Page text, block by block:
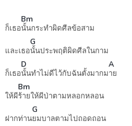
ก็เธอ
Bm
นั้นกระทำผิดศีลข้อสาม
และเธอ
G
นั้นประพฤติผิดศีลในกาม
ก็เธอ
D
นั้นทำไม่ดีไว้กับฉันตั้งมากม
A
าย
ให้ผี
Bm
ร้ายให้ผีป่าตามหลอกหลอน
ฝากท่าน
G
ยมบาลตามไปถอดถอน